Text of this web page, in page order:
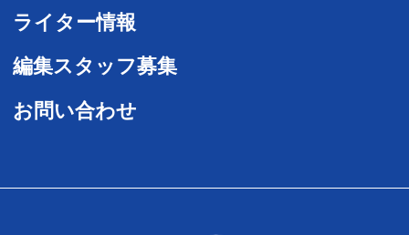
ライター情報
編集スタッフ募集
お問い合わせ